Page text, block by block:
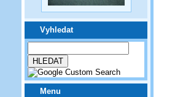
Vyhledat
Menu